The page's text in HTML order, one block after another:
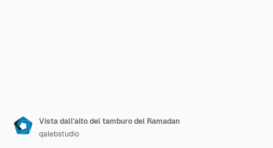
Vista dall'alto del tamburo del Ramadan
qalebstudio